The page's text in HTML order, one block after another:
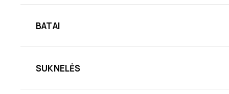
BATAI
SUKNELĖS